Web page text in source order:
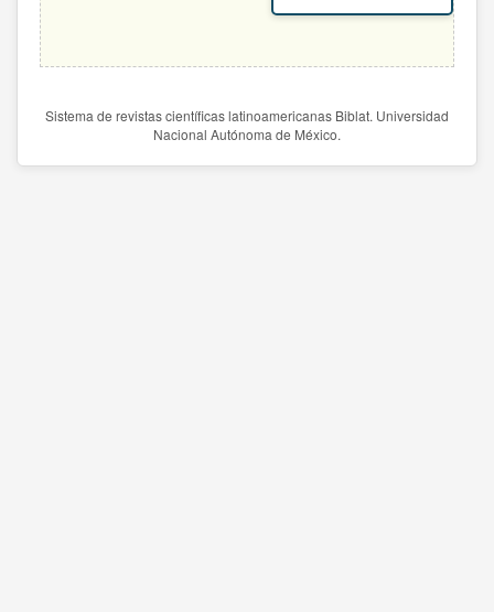
Sistema de revistas científicas latinoamericanas Biblat. Universidad
Nacional Autónoma de México.